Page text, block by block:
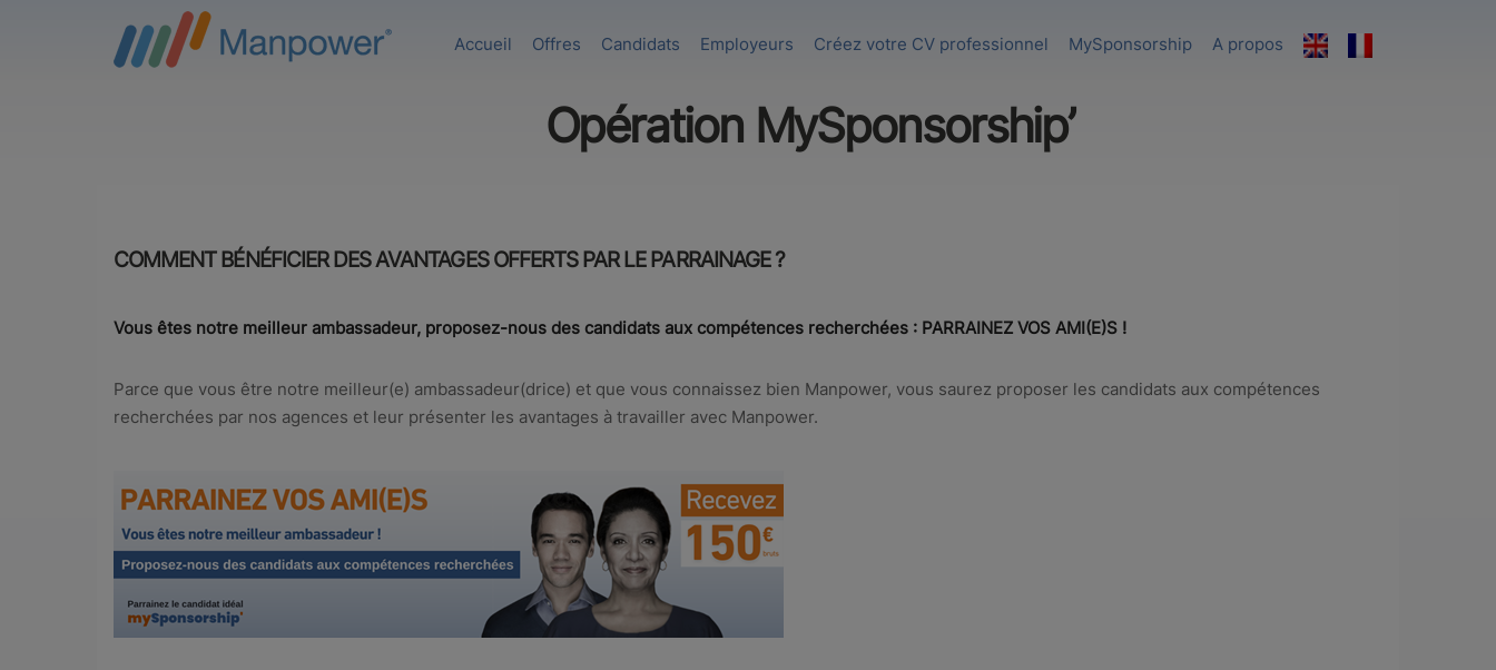
Accueil Offres Candidats Employeurs Créez votre CV professionnel MySponsorship A propos
Opération MySponsorship’
COMMENT BÉNÉFICIERDES AVANTAGES OFFERTS PAR LE PARRAINAGE ?
Vous êtes notre meilleur ambassadeur, proposez-nous des candidats aux compétences recherchées : PARRAINEZ VOS AMI(E)S !
Parce que vous être notre meilleur(e) ambassadeur(drice) et que vous connaissez bien Manpower, vous saurez proposer les candidats aux compétences
recherchées par nos agences et leur présenter les avantages à travailler avec Manpower.